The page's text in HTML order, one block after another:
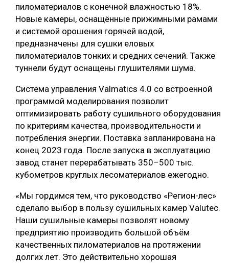
пиломатериалов с конечной влажностью 18%.
Новые камеры, оснащённые прижимными рамами
и системой орошения горячей водой,
предназначены для сушки еловых
пиломатериалов тонких и средних сечений. Также
туннели будут оснащены глушителями шума.
Система управления Valmatics 4.0 со встроенной
программой моделирования позволит
оптимизировать работу сушильного оборудования
по критериям качества, производительности и
потребления энергии. Поставка запланирована на
конец 2023 года. После запуска в эксплуатацию
завод станет перерабатывать 350–500 тыс.
кубометров круглых лесоматериалов ежегодно.
«Мы гордимся тем, что руководство «Регион-лес»
сделало выбор в пользу сушильных камер Valutec.
Наши сушильные камеры позволят новому
предприятию производить большой объём
качественных пиломатериалов на протяжении
долгих лет. Это действительно хорошая